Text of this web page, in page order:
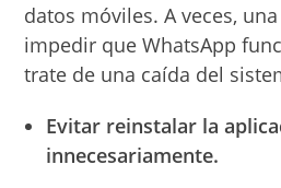
datos móviles. A veces,
impedir que WhatsApp
trate de una caída del
Evitar reinstalar la
innecesariamente.